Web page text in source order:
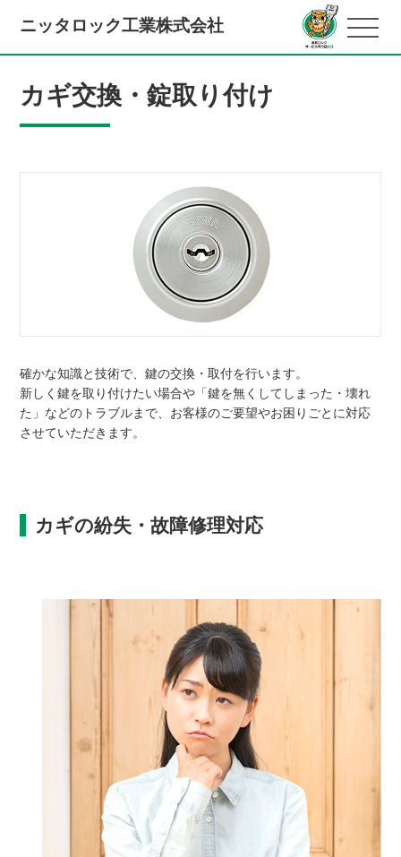
ニッタロック工業株式会社
カギ交換・錠取り付け
確かな知識と技術で、鍵の交換・取付を行います。
新しく鍵を取り付けたい場合や「鍵を無くしてしまった・壊れ
た」などのトラブルまで、お客様のご要望やお困りごとに対応
させていただきます。
カギの紛失・故障修理対応